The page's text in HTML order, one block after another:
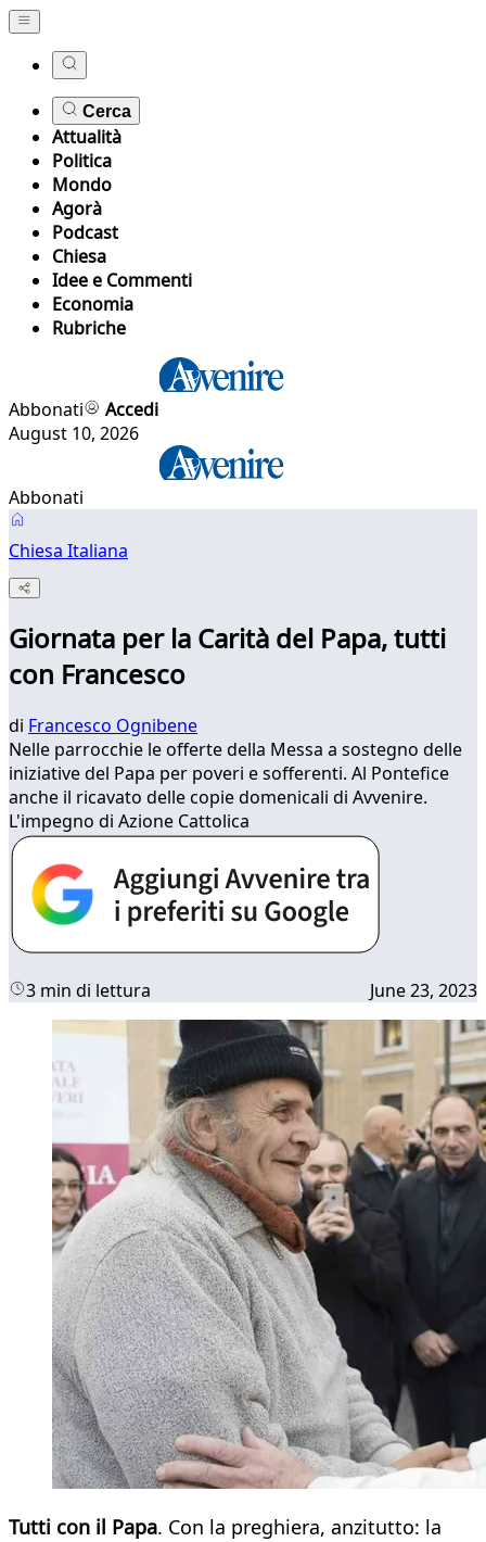
Cerca
Attualità
Politica
Mondo
Agorà
Podcast
Chiesa
Idee e Commenti
Economia
Rubriche
Abbonati
Accedi
August 10, 2026
Abbonati
Chiesa Italiana
Giornata per la Carità del Papa, tutti
con Francesco
di Francesco Ognibene
Nelle parrocchie le offerte della Messa a sostegno delle
iniziative del Papa per poveri e sofferenti. Al Pontefice
anche il ricavato delle copie domenicali di Avvenire.
L'impegno di Azione Cattolica
3 min di lettura June 23, 2023
Tutti con il Papa. Con la preghiera, anzitutto: la